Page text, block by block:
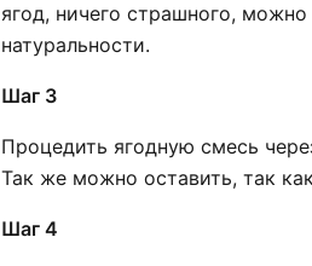
ягод, ничего страшного,
натуральности.
Шаг 3
Процедить ягодную смесь
Так же можно оставить, так
Шаг 4